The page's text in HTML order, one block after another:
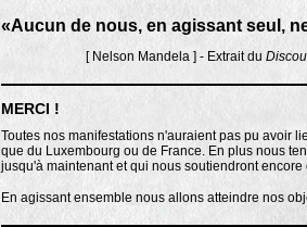
«Aucun de nous, en agissant seul,
[ Nelson Mandela ] - Extrait du
MERCI !
Toutes nos manifestations n'auraient pas pu avoir
que du Luxembourg ou de France. En plus nous
jusqu'à maintenant et qui nous soutiendront encore
En agissant ensemble nous allons atteindre nos